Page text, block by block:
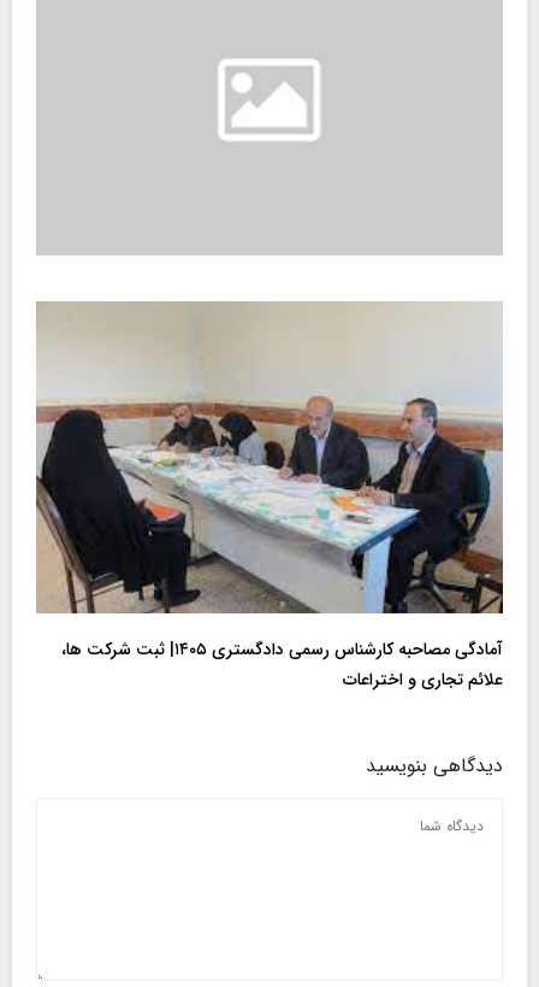
آمادگی مصاحبه کارشناس رسمی دادگستری ۱۴۰۵| ثبت شرکت ها،
علائم تجاری و اختراعات
دیدگاهی بنویسید